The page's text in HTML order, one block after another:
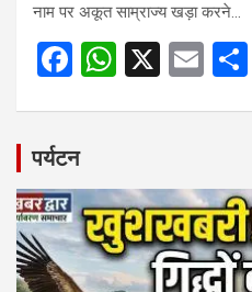
नाम पर अकूत साम्राज्य खड़ा करने…
F
b
o
o
k
W
A
p
p
X
E
पर्यटन